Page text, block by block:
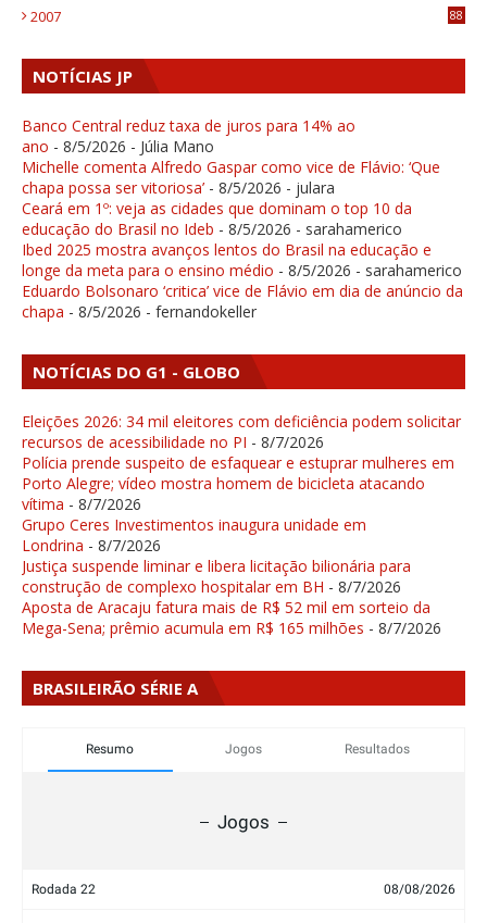
2007 88
NOTÍCIAS JP
Banco Central reduz taxa de juros para 14% ao
ano - 8/5/2026 - Júlia Mano
Michelle comenta Alfredo Gaspar como vice de Flávio: ‘Que
chapa possa ser vitoriosa’ - 8/5/2026 - julara
Ceará em 1º: veja as cidades que dominam o top 10 da
educação do Brasil no Ideb - 8/5/2026 - sarahamerico
Ibed 2025 mostra avanços lentos do Brasil na educação e
longe da meta para o ensino médio - 8/5/2026 - sarahamerico
Eduardo Bolsonaro ‘critica’ vice de Flávio em dia de anúncio da
chapa - 8/5/2026 - fernandokeller
NOTÍCIAS DO G1 - GLOBO
Eleições 2026: 34 mil eleitores com deficiência podem solicitar
recursos de acessibilidade no PI - 8/7/2026
Polícia prende suspeito de esfaquear e estuprar mulheres em
Porto Alegre; vídeo mostra homem de bicicleta atacando
vítima - 8/7/2026
Grupo Ceres Investimentos inaugura unidade em
Londrina - 8/7/2026
Justiça suspende liminar e libera licitação bilionária para
construção de complexo hospitalar em BH - 8/7/2026
Aposta de Aracaju fatura mais de R$ 52 mil em sorteio da
Mega-Sena; prêmio acumula em R$ 165 milhões - 8/7/2026
BRASILEIRÃO SÉRIE A
Resumo Jogos Resultados
Jogos
Rodada 22 08/08/2026